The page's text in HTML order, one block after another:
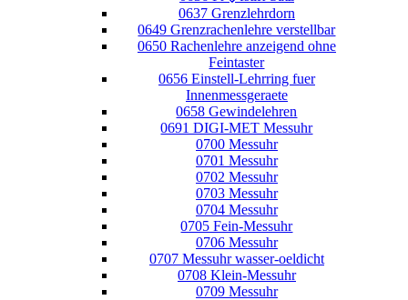
0637 Grenzlehrdorn
0649 Grenzrachenlehre verstellbar
0650 Rachenlehre anzeigend ohne
Feintaster
0656 Einstell-Lehrring fuer
Innenmessgeraete
0658 Gewindelehren
0691 DIGI-MET Messuhr
0700 Messuhr
0701 Messuhr
0702 Messuhr
0703 Messuhr
0704 Messuhr
0705 Fein-Messuhr
0706 Messuhr
0707 Messuhr wasser-oeldicht
0708 Klein-Messuhr
0709 Messuhr